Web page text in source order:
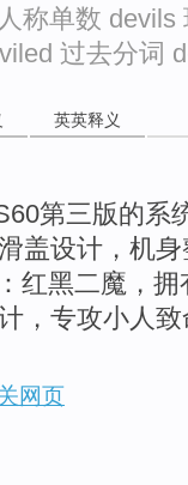
称单数
过去分词
英英释义
第三版的系
盖设计，机
红黑二魔，拥
，专攻小人
网页